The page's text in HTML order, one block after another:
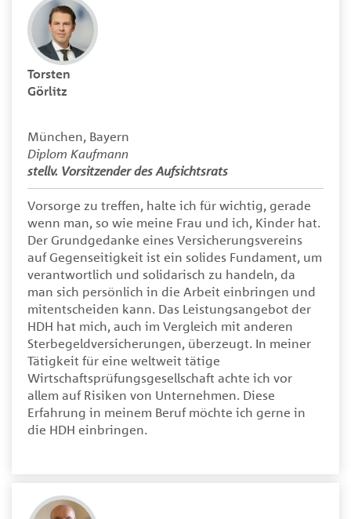
Torsten
Görlitz
München, Bayern
Diplom Kaufmann
stellv. Vorsitzender des Aufsichtsrats
Vorsorge zu treffen, halte ich für wichtig, gerade
wenn man, so wie meine Frau und ich, Kinder hat.
Der Grundgedanke eines Versicherungsvereins
auf Gegenseitigkeit ist ein solides Fundament, um
verantwortlich und solidarisch zu handeln, da
man sich persönlich in die Arbeit einbringen und
mitentscheiden kann. Das Leistungsangebot der
HDH hat mich, auch im Vergleich mit anderen
Sterbegeldversicherungen, überzeugt. In meiner
Tätigkeit für eine weltweit tätige
Wirtschaftsprüfungsgesellschaft achte ich vor
allem auf Risiken von Unternehmen. Diese
Erfahrung in meinem Beruf möchte ich gerne in
die HDH einbringen.